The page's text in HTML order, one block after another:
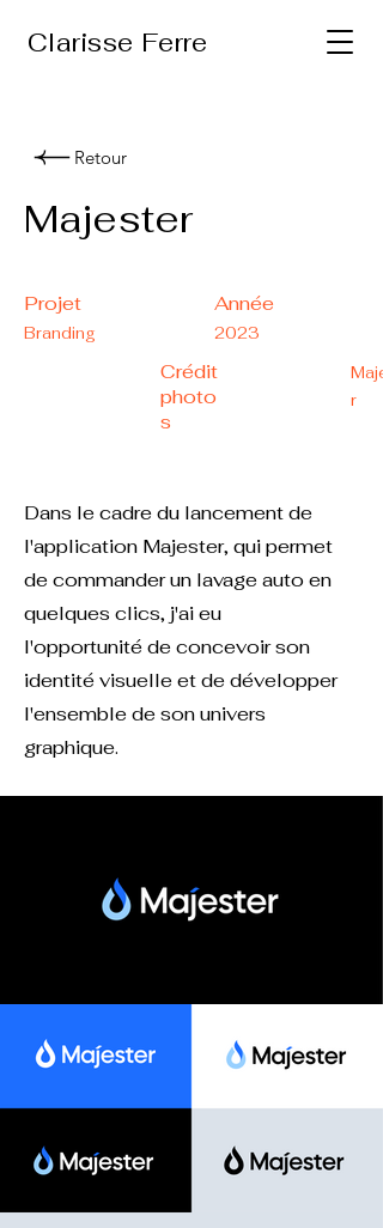
Clarisse Ferre
Retour
Majester
Projet Année
Branding 2023
Crédit
photo
s
r
Dans le cadre du lancement de
l'application Majester, qui permet
de commander un lavage auto en
quelques clics, j'ai eu
l'opportunité de concevoir son
identité visuelle et de développer
l'ensemble de son univers
graphique.